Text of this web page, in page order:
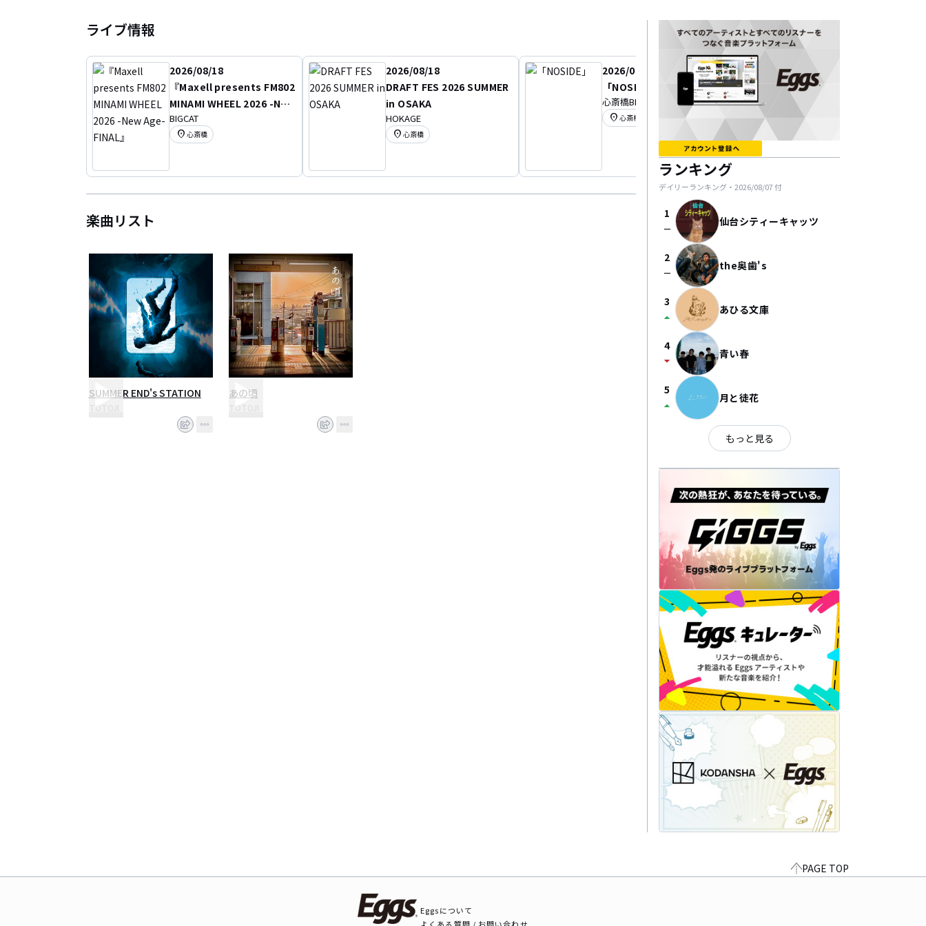
ライブ情報
2026/08/18
『Maxell presents FM802
MINAMI WHEEL 2026 -New
Age- FINAL』
BIGCAT
location_on 心斎橋
2026/08/18
DRAFT FES 2026 SUMMER
in OSAKA
HOKAGE
location_on 心斎橋
2026/08/20
「NOSIDE」
心斎橋BRONZE
location_on 心斎橋
2026/08/21
post public
楽曲リスト
SUMMER END's STATION
TOTOJI
あの頃
TOTOJI
ランキング
デイリーランキング・ 2026/08/07付
1
check_indeterminate_small 仙台シティーキャッツ
2
check_indeterminate_small the奥歯's
3
arrow_drop_up あひる文庫
4
arrow_drop_down 青い春
5
arrow_drop_up 月と徒花
もっと見る
PAGE TOP
Eggsについて